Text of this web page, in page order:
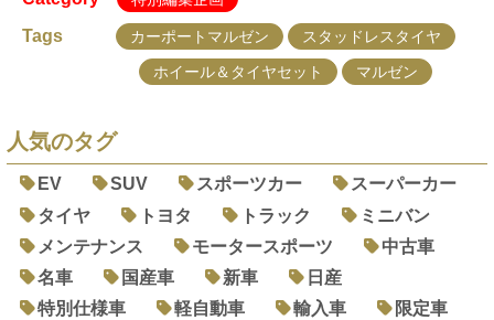
Tags カーポートマルゼン
スタッドレスタイヤ
ホイール＆タイヤセット
マルゼン
人気のタグ
EV SUV スポーツカー
スーパーカー
タイヤ
トヨタ トラック
ミニバン
メンテナンス
モータースポーツ
中古車
名車
国産車 新車
日産
特別仕様車
軽自動車 輸入車
限定車